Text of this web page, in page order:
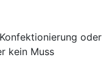
oder
kein Muss